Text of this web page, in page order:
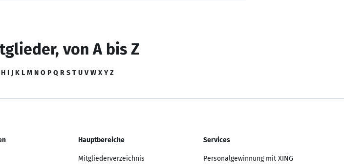
von A bis Z
H I J K L M N O P Q R S T U V W X Y Z
Hauptbereiche
Mitgliederverzeichnis
Services
Personalgewinnung mit XING